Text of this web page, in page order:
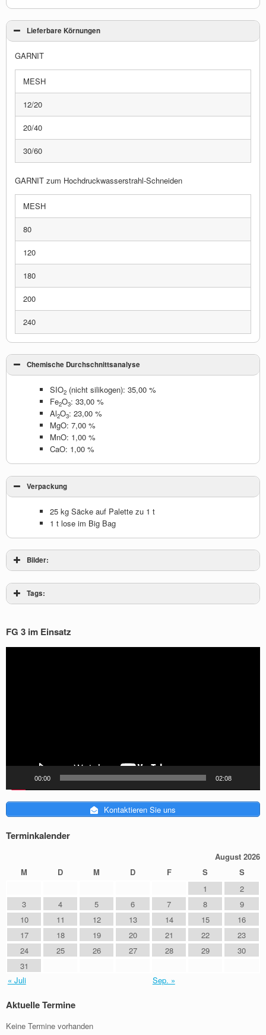
Lieferbare Körnungen
GARNIT
MESH
12/20
20/40
30/60
GARNIT zum Hochdruckwasserstrahl-Schneiden
MESH
80
120
180
200
240
Chemische Durchschnittsanalyse
SIO2(nicht silikogen): 35,00 %
Fe2O3: 33,00 %
Al2O3: 23,00 %
MgO: 7,00 %
MnO: 1,00 %
CaO: 1,00 %
Verpackung
25 kg Säcke auf Palette zu 1 t
1 t lose im Big Bag
Bilder:
Tags:
FG 3 im Einsatz
00:00 02:08
Kontaktieren Sie uns
Terminkalender
August 2026
M
D M D F S
S
1
2
3
4 5 6 7 8
9
10
11 12 13 14 15
16
17
18 19 20 21 22
23
24
25 26 27 28 29
30
31
« Juli
Sep. »
Aktuelle Termine
Keine Termine vorhanden